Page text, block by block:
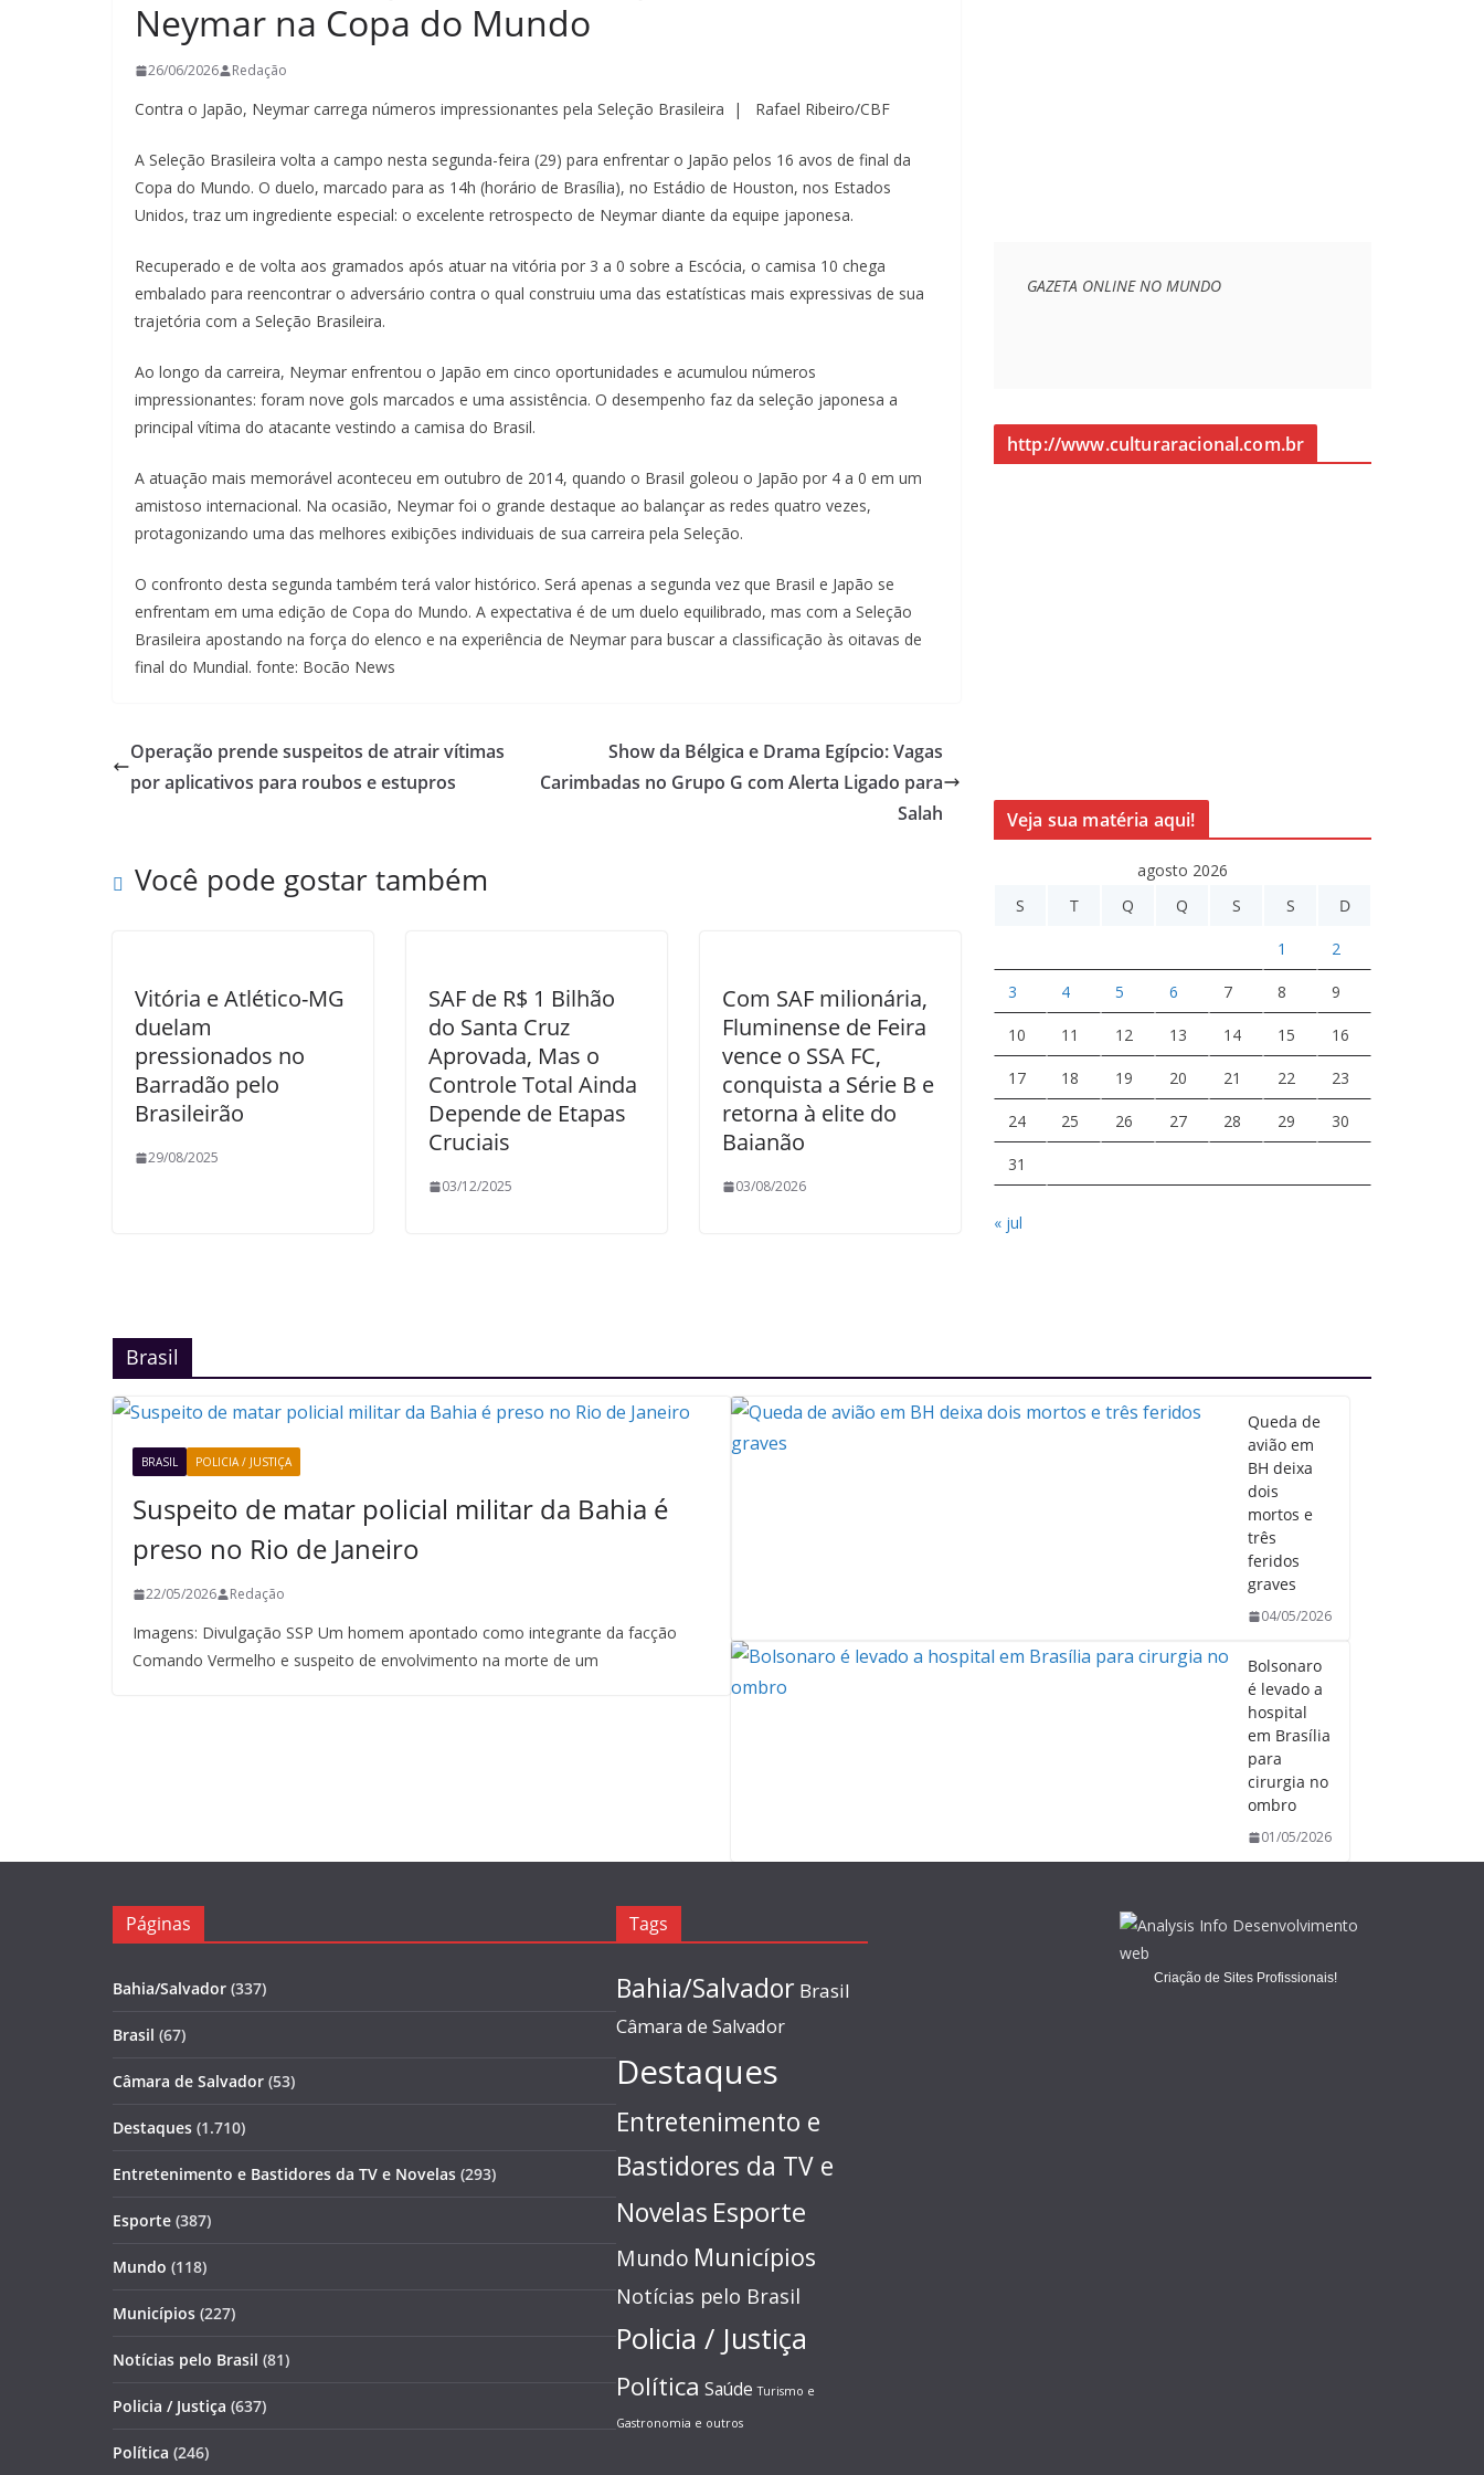
Neymar na Copa do Mundo
26/06/2026 Redação
Contra o Japão, Neymar carrega números impressionantes pela Seleção Brasileira | Rafael Ribeiro/CBF
A Seleção Brasileira volta a campo nesta segunda-feira (29) para enfrentar o Japão pelos 16 avos de final da
Copa do Mundo. O duelo, marcado para as 14h (horário de Brasília), no Estádio de Houston, nos Estados
Unidos, traz um ingrediente especial: o excelente retrospecto de Neymar diante da equipe japonesa.
Recuperado e de volta aos gramados após atuar na vitória por 3 a 0 sobre a Escócia, o camisa 10 chega
embalado para reencontrar o adversário contra o qual construiu uma das estatísticas mais expressivas de sua
trajetória com a Seleção Brasileira.
Ao longo da carreira, Neymar enfrentou o Japão em cinco oportunidades e acumulou números
impressionantes: foram nove gols marcados e uma assistência. O desempenho faz da seleção japonesa a
principal vítima do atacante vestindo a camisa do Brasil.
A atuação mais memorável aconteceu em outubro de 2014, quando o Brasil goleou o Japão por 4 a 0 em um
amistoso internacional. Na ocasião, Neymar foi o grande destaque ao balançar as redes quatro vezes,
protagonizando uma das melhores exibições individuais de sua carreira pela Seleção.
O confronto desta segunda também terá valor histórico. Será apenas a segunda vez que Brasil e Japão se
enfrentam em uma edição de Copa do Mundo. A expectativa é de um duelo equilibrado, mas com a Seleção
Brasileira apostando na força do elenco e na experiência de Neymar para buscar a classificação às oitavas de
final do Mundial. fonte: Bocão News
Operação prende suspeitos de atrair vítimas
por aplicativos para roubos e estupros
Show da Bélgica e Drama Egípcio: Vagas
Carimbadas no Grupo G com Alerta Ligado para
Salah
Você pode gostar também
Vitória e Atlético-MG
duelam
pressionados no
Barradão pelo
Brasileirão
29/08/2025
SAF de R$ 1 Bilhão
do Santa Cruz
Aprovada, Mas o
Controle Total Ainda
Depende de Etapas
Cruciais
03/12/2025
Com SAF milionária,
Fluminense de Feira
vence o SSA FC,
conquista a Série B e
retorna à elite do
Baianão
03/08/2026
GAZETA ONLINE NO MUNDO
http://www.culturaracional.com.br
Veja sua matéria aqui!
agosto 2026
S
T Q Q S S D
1 2
3 4 5 6 7 8 9
10 11 12 13 14 15 16
17 18 19 20 21 22 23
24 25 26 27 28 29 30
31
« jul
Brasil
BRASIL POLICIA / JUSTIÇA
Suspeito de matar policial militar da Bahia é
preso no Rio de Janeiro
22/05/2026 Redação
Imagens: Divulgação SSP Um homem apontado como integrante da facção
Comando Vermelho e suspeito de envolvimento na morte de um
Queda de
avião em
BH deixa
dois
mortos e
três
feridos
graves
04/05/2026
Bolsonaro
é levado a
hospital
em Brasília
para
cirurgia no
ombro
01/05/2026
Páginas
Bahia/Salvador (337)
Brasil (67)
Câmara de Salvador (53)
Destaques (1.710)
Entretenimento e Bastidores da TV e Novelas (293)
Esporte (387)
Mundo (118)
Municípios (227)
Notícias pelo Brasil (81)
Policia / Justiça (637)
Política (246)
Tags
Bahia/Salvador Brasil
Câmara de Salvador
Destaques
Entretenimento e
Bastidores da TV e
Novelas Esporte
Mundo Municípios
Notícias pelo Brasil
Policia / Justiça
Política Saúde Turismo e
Gastronomia e outros
Criação de Sites Profissionais!